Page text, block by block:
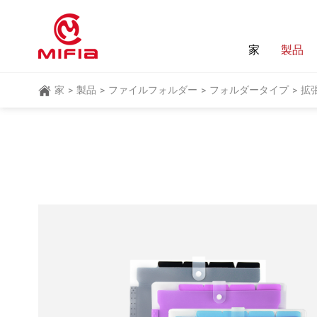
家 製品
家 > 製品 > ファイルフォルダー > フォルダータイプ > 拡